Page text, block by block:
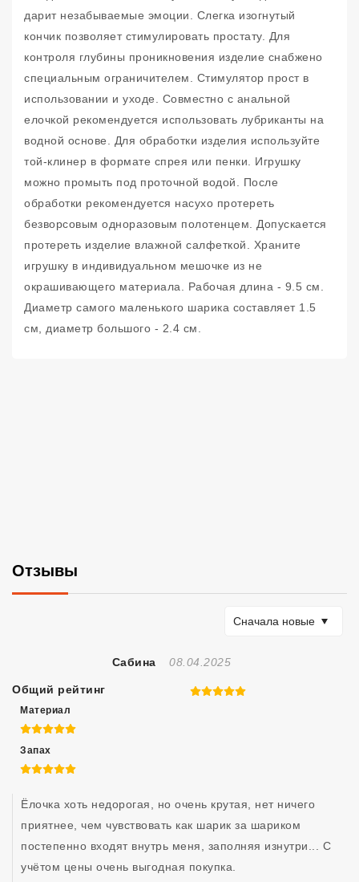
дарит незабываемые эмоции. Слегка изогнутый
кончик позволяет стимулировать простату. Для
контроля глубины проникновения изделие снабжено
специальным ограничителем. Стимулятор прост в
использовании и уходе. Совместно с анальной
елочкой рекомендуется использовать лубриканты на
водной основе. Для обработки изделия используйте
той-клинер в формате спрея или пенки. Игрушку
можно промыть под проточной водой. После
обработки рекомендуется насухо протереть
безворсовым одноразовым полотенцем. Допускается
протереть изделие влажной салфеткой. Храните
игрушку в индивидуальном мешочке из не
окрашивающего материала. Рабочая длина - 9.5 см.
Диаметр самого маленького шарика составляет 1.5
см, диаметр большого - 2.4 см.
Отзывы
Сортировать по
Сначала новые
Сабина Отзыв Создан
08.04.2025
Общий рейтинг 5 из 5
Материал
5 из 5
Запах
5 из 5
Ëлочка хоть недорогая, но очень крутая, нет ничего
приятнее, чем чувствовать как шарик за шариком
постепенно входят внутрь меня, заполняя изнутри... С
учëтом цены очень выгодная покупка.